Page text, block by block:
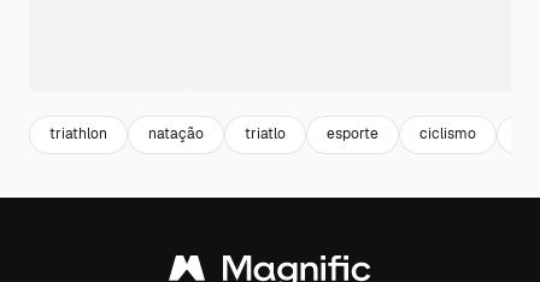
triathlon natação triatlo esporte ciclismo